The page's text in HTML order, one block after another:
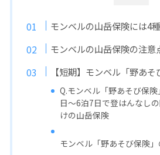
モンベルの山岳保険には4
モンベルの山岳保険の注意
【短期】モンベル「野あ
Q.モンベル「野あそび保
日〜6泊7日で登はんなし
けの山岳保険
モンベル「野あそび保険」